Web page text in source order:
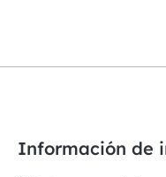
Información de